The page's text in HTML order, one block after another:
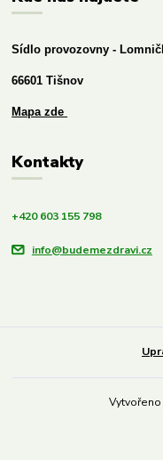
Sídlo provozovny -
66601 Tišnov
Mapa zde
Kontakty
+420 603 155 798
info@budemezdravi.cz
Vytvořeno